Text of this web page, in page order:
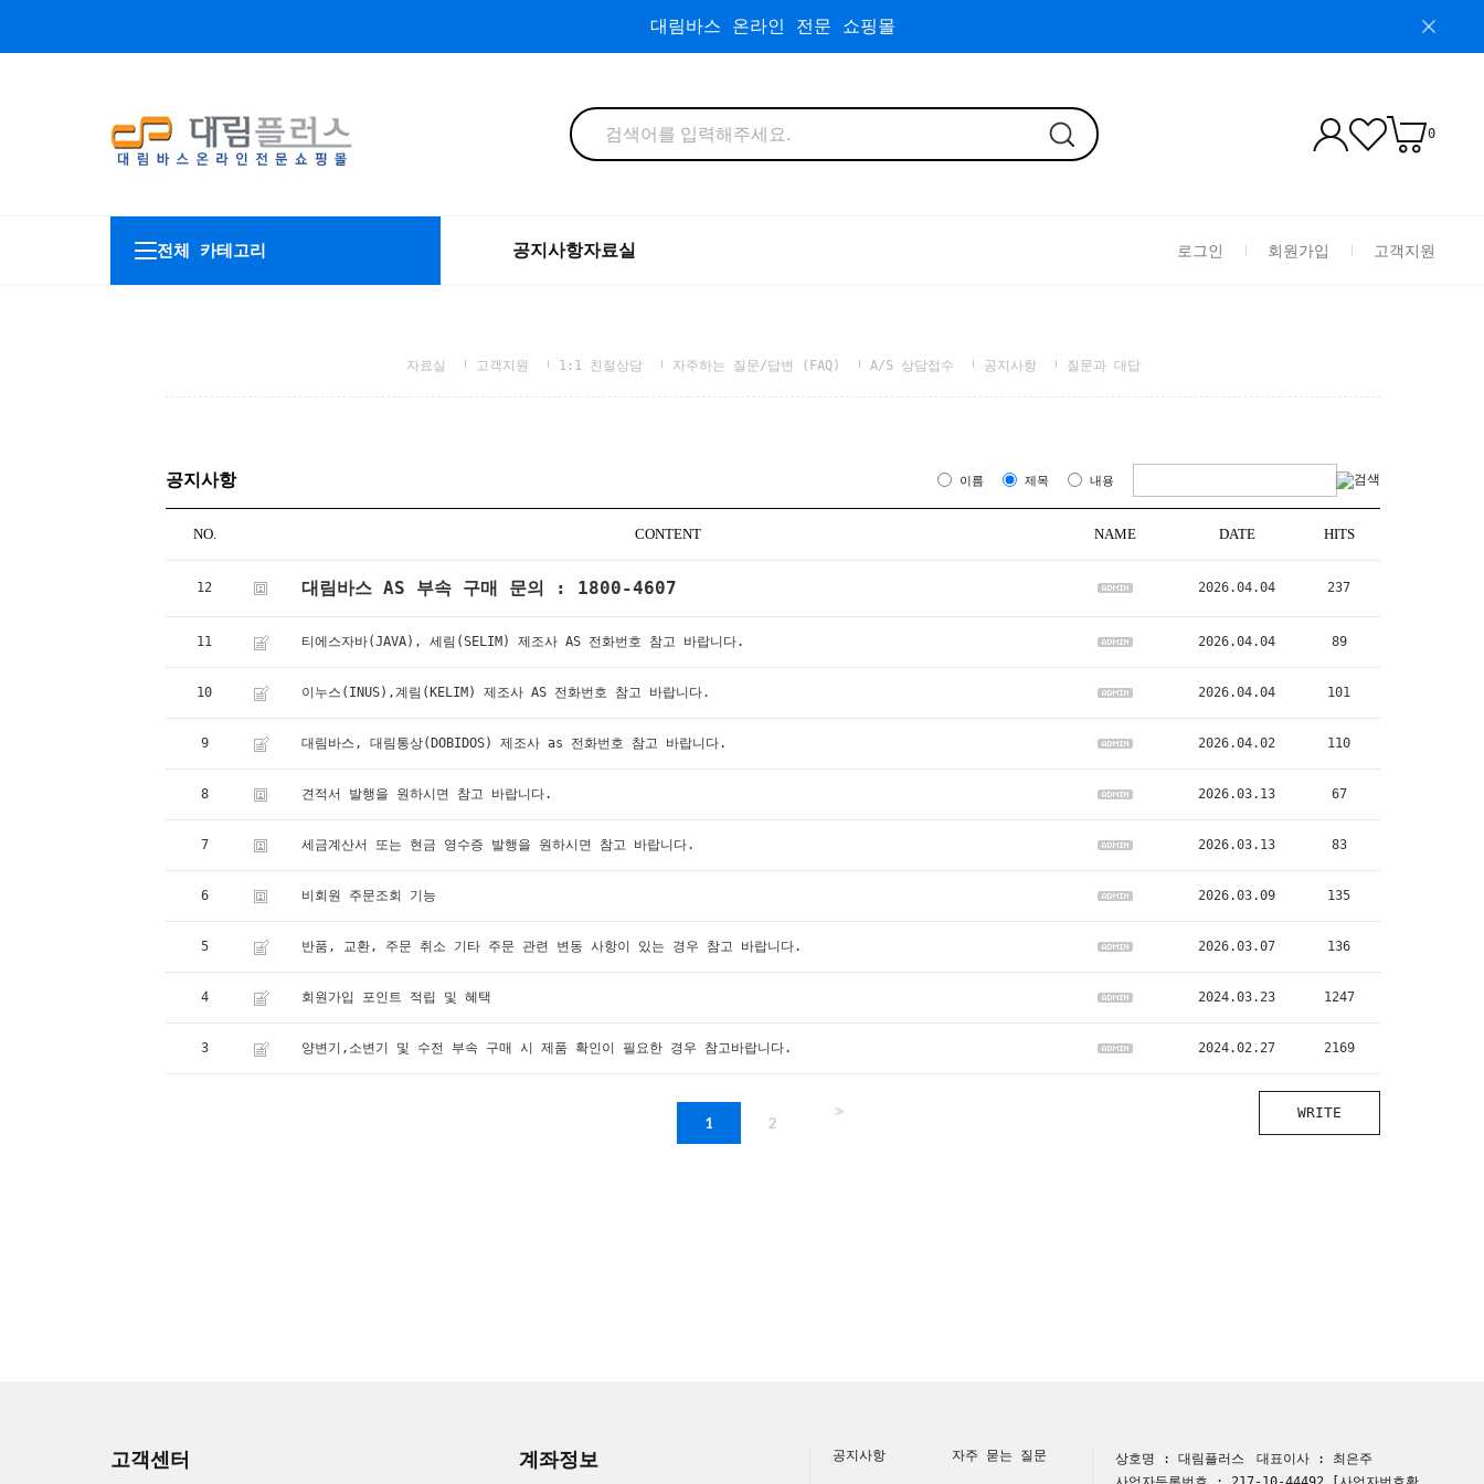
대림바스 온라인 전문 쇼핑몰
0
전체 카테고리 공지사항자료실 로그인 회원가입 고객지원
자료실 고객지원 1:1 친절상담 자주하는 질문/답변 (FAQ) A/S 상담접수 공지사항 질문과 대답
공지사항 이름 제목 내용
NO. CONTENT NAME DATE HITS
12 대림바스 AS 부속 구매 문의 : 1800-4607 2026.04.04 237
11 티에스자바(JAVA), 세림(SELIM) 제조사 AS 전화번호 참고 바랍니다. 2026.04.04 89
10 이누스(INUS),계림(KELIM) 제조사 AS 전화번호 참고 바랍니다. 2026.04.04 101
9 대림바스, 대림통상(DOBIDOS) 제조사 as 전화번호 참고 바랍니다. 2026.04.02 110
8 견적서 발행을 원하시면 참고 바랍니다. 2026.03.13 67
7 세금계산서 또는 현금 영수증 발행을 원하시면 참고 바랍니다. 2026.03.13 83
6 비회원 주문조회 기능 2026.03.09 135
5 반품, 교환, 주문 취소 기타 주문 관련 변동 사항이 있는 경우 참고 바랍니다. 2026.03.07 136
4 회원가입 포인트 적립 및 혜택 2024.03.23 1247
3 양변기,소변기 및 수전 부속 구매 시 제품 확인이 필요한 경우 참고바랍니다. 2024.02.27 2169
WRITE
1 2
>>
고객센터 계좌정보 공지사항 자주 묻는 질문 상호명 : 대림플러스
대표이사 : 최은주